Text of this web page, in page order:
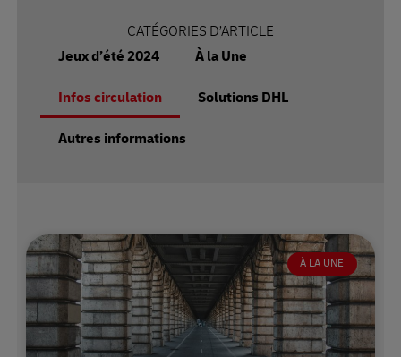
CATÉGORIES D’ARTICLE
Jeux d’été 2024
À la Une
Infos circulation Solutions DHL
Autres informations
À LA UNE